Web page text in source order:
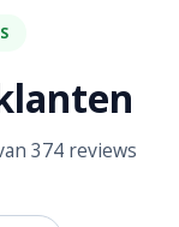
374 reviews